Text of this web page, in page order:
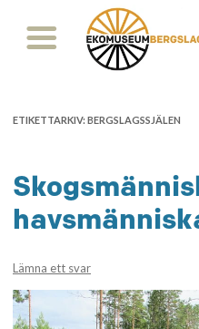
ETIKETTARKIV: BERGSLAGSSJÄLEN
Lämna ett svar